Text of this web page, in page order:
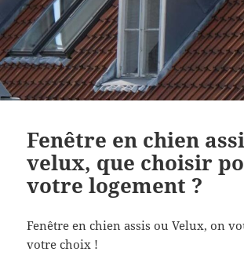
Fenêtre en chien
velux, que choisir
votre logement ?
Fenêtre en chien assis ou Velux, on
votre choix !